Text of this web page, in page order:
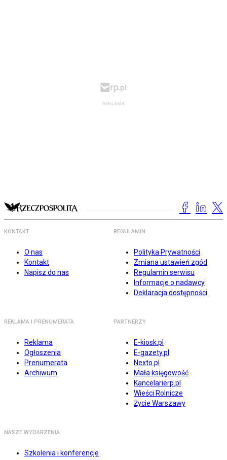
KONTAKT
O nas
Kontakt
Napisz do nas
REGULAMIN
Polityka Prywatności
Zmiana ustawień zgód
Regulamin serwisu
Informacje o nadawcy
Deklaracja dostępności
REKLAMA I PRENUMERATA
Reklama
Ogłoszenia
Prenumerata
Archiwum
PARTNERZY
E-kiosk.pl
E-gazety.pl
Nexto.pl
Mała księgowość
Kancelarierp.pl
Wieści Rolnicze
Życie Warszawy
NASZE WYDARZENIA
Szkolenia i konferencje